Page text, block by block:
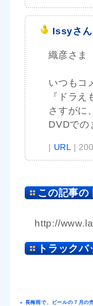
Issyさ
織彦さま
いつもコ
『ドラ
さすがに
DVDでの
| URL |
この記事の
http://
トラックバ
« 長梅雨で、ビールの７月の